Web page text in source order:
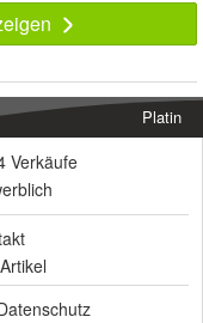
Platin
Verkäufe